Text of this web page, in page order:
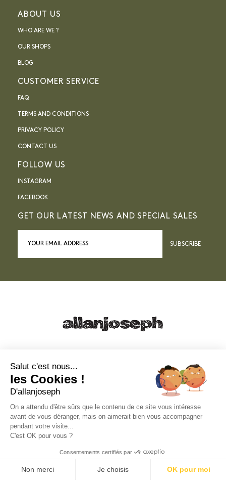
ABOUT US
WHO ARE WE ?
OUR SHOPS
BLOG
CUSTOMER SERVICE
FAQ
TERMS AND CONDITIONS
PRIVACY POLICY
CONTACT US
FOLLOW US
INSTAGRAM
FACEBOOK
GET OUR LATEST NEWS AND SPECIAL SALES
SUBSCRIBE
49, RUE FRANCIS DAVSO - 13001 MARSEILLE
eshop@allanjoseph.com
Salut c'est nous...
les Cookies !
D'allanjoseph
On a attendu d'être sûrs que le contenu de ce site vous intéresse
avant de vous déranger, mais on aimerait bien vous accompagner
pendant votre visite...
C'est OK pour vous ?
Consentements certifiés par
Non merci Je choisis OK pour moi